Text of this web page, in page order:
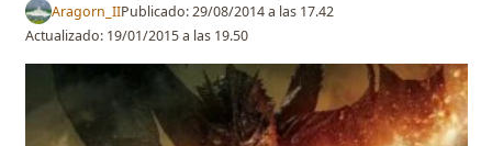
Aragorn_IIPublicado:29/08/2014 a las 17.42
Actualizado: 19/01/2015 a las 19.50